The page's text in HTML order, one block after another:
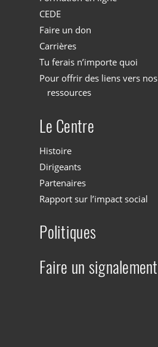
CEDE
Faire un don
Carrières
Tu ferais n’importe quoi
Pour offrir des liens vers nos
ressources
Le Centre
Histoire
Dirigeants
Partenaires
Rapport sur l’impact social
Politiques
Faire un signalement